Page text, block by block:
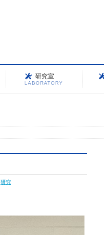
研究室
LABORATORY
研究